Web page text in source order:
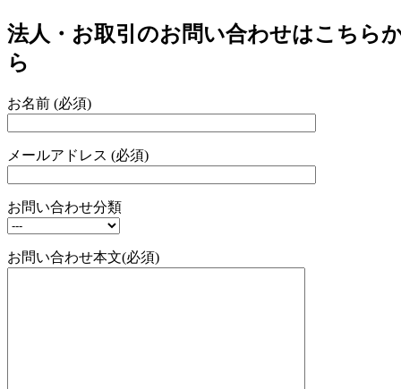
法人・お取引のお問い合わせはこちら
ら
お名前 (必須)
メールアドレス (必須)
お問い合わせ分類
お問い合わせ本文(必須)